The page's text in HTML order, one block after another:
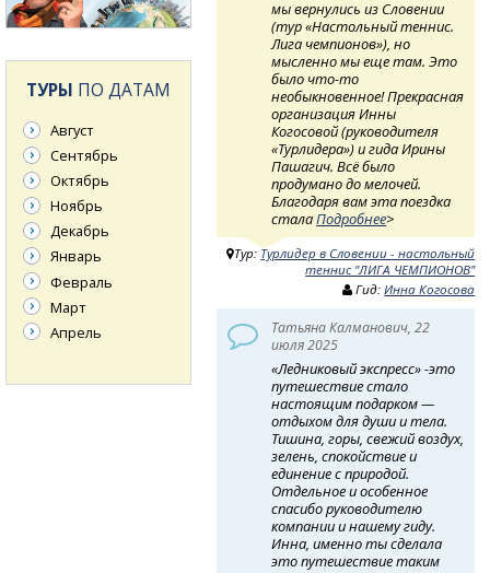
мы вернулись из Словении
(тур «Настольный теннис.
Лига чемпионов»), но
мысленно мы еще там. Это
было что-то
необыкновенное! Прекрасная
организация Инны
Когосовой (руководителя
«Турлидера») и гида Ирины
Пашагич. Всё было
продумано до мелочей.
Благодаря вам эта поездка
сталаПодробнее>
Тур: Турлидер в Словении - настольный
теннис "ЛИГА ЧЕМПИОНОВ"
Гид:Инна Когосова
Татьяна Калманович, 22
июля 2025
«Ледниковый экспресс» -это
путешествие стало
настоящим подарком —
отдыхом для души и тела.
Тишина, горы, свежий воздух,
зелень, спокойствие и
единение с природой.
Отдельное и особенное
спасибо руководителю
компании и нашему гиду.
Инна, именно ты сделала
это путешествие таким
ТУРЫ ПО ДАТАМ
Август
Сентябрь
Октябрь
Ноябрь
Декабрь
Январь
Февраль
Март
Апрель